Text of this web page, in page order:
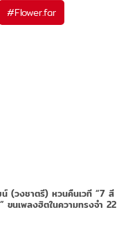
#Flower.far
(วงชาตรี) หวนคืนเวที “7 สี
ขนเพลงฮิตในความทรงจำ 22